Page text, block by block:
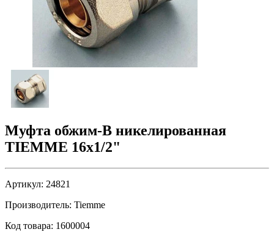
Муфта обжим-В никелированная
TIEMME 16х1/2"
Артикул: 24821
Производитель: Tiemme
Код товара: 1600004